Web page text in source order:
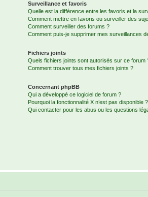
Surveillance et favoris
Quelle est la différence entre les favoris et la
Comment mettre en favoris ou surveiller des
Comment surveiller des forums ?
Comment puis-je supprimer mes surveillances
Fichiers joints
Quels fichiers joints sont autorisés sur ce forum
Comment trouver tous mes fichiers joints ?
Concernant phpBB
Qui a développé ce logiciel de forum ?
Pourquoi la fonctionnalité X n’est pas disponible ?
Qui contacter pour les abus ou les questions